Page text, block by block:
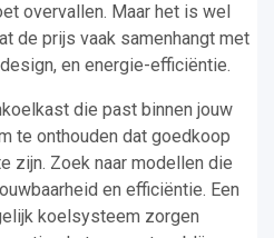
overvallen. Maar het is wel
de prijs vaak samenhangt met
en energie-efficiëntie.
die past binnen jouw
te onthouden dat goedkoop
zijn. Zoek naar modellen die
en efficiëntie. Een
koelsysteem zorgen